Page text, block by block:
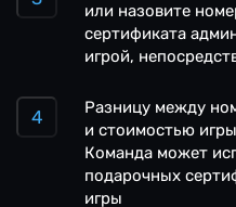
или назовите
сертификата
игрой,
Разницу между
и стоимостью
Команда может
подарочных
игры